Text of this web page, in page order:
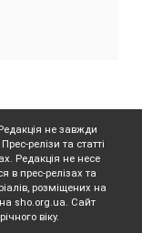
не завжди
релізи та статті
Редакція не несе
в прес-релізах та
розміщених на
sho.org.ua. Сайт
віку.